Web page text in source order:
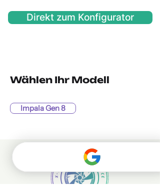
Direkt zum Konfigurator
Wählen Ihr Modell
Impala Gen 8